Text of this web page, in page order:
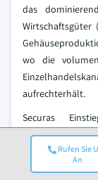
Rufen Sie
An
das
Wirtschaftsgüter
wo die
aufrechterhält.
Securas
grundlegende
Verbraucher
Funktionalität